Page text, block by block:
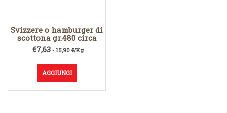
Svizzere o hamburger di
scottona gr.480 circa
€7,63 - 15,90 €/Kg
AGGIUNGI